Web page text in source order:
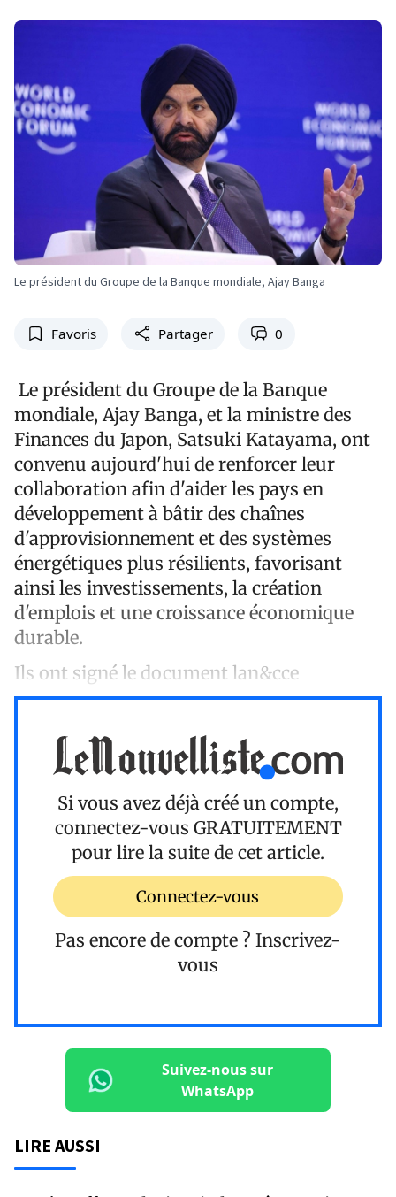
Le président du Groupe de la Banque mondiale, Ajay Banga
Favoris Partager 0
Le président du Groupe de la Banque
mondiale, Ajay Banga, et la ministre des
Finances du Japon, Satsuki Katayama, ont
convenu aujourd'hui de renforcer leur
collaboration afin d'aider les pays en
développement à bâtir des chaînes
d'approvisionnement et des systèmes
énergétiques plus résilients, favorisant
ainsi les investissements, la création
d'emplois et une croissance économique
durable.
Ils ont signé le document lan&cce
Si vous avez déjà créé un compte,
connectez-vous GRATUITEMENT
pour lire la suite de cet article.
Connectez-vous
Pas encore de compte ? Inscrivez-
vous
Suivez-nous sur
WhatsApp
LIRE AUSSI